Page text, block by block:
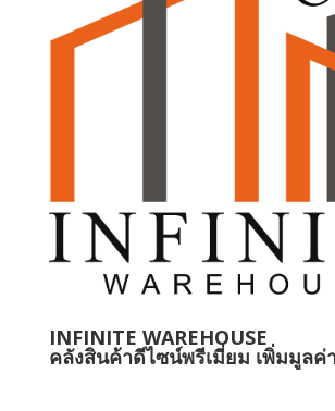
INFINITE WAREHOUSE
คลังสินค้าดีไซน์พรีเมี่ยม เพิ่มมูล